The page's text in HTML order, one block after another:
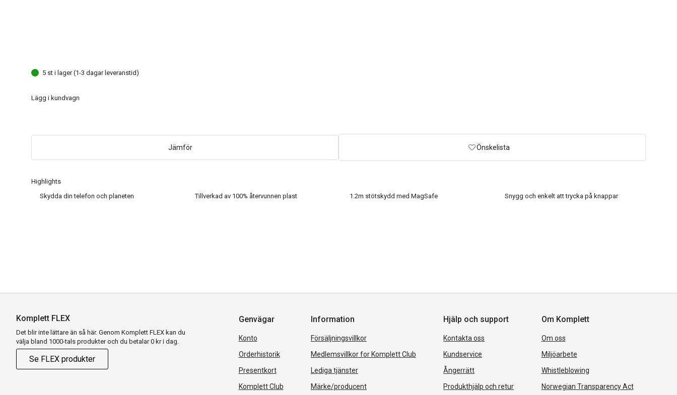
Highlights
Skydda din telefon och planeten
Tillverkad av 100% återvunnen plast 1.2m stötskydd med MagSafe Snygg och enkelt att trycka på knappar
5 st i lager (1-3 dagar leveranstid)
Lägg i kundvagn
Jämför Önskelista
Komplett FLEX
Det blir inte lättare än så här. Genom Komplett FLEX kan du
välja bland 1000-tals produkter och du betalar 0 kr i dag.
Se FLEX produkter
Genvägar
Konto
Orderhistorik
Presentkort
Komplett Club
Information
Försäljningsvillkor
Medlemsvillkor for Komplett Club
Lediga tjänster
Märke/producent
Hjälp och support
Kontakta oss
Kundservice
Ångerrätt
Produkthjälp och retur
Om Komplett
Om oss
Miljöarbete
Whistleblowing
Norwegian Transparency Act